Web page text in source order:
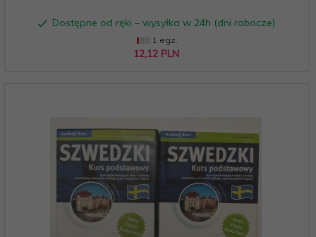
Dostępne od ręki – wysyłka w 24h (dni robocze)
1 egz.
12,12 PLN